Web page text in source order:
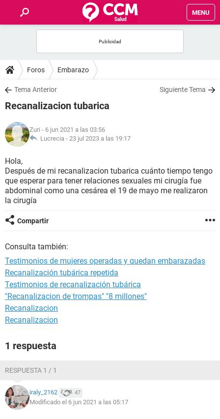
MENU
FOROS
SALUD
NUTRICIÓN
BIENESTAR
SEXUALIDAD
GLOSARIO
Foros Embarazo
Tema Anterior Siguiente Tema
Recanalizacion tubarica
Zuri - 6 jun 2021 a las 03:56
Lucrecia - 23 jul 2023 a las 19:17
Hola,
Después de mi recanalizacion tubarica cuánto tiempo tengo
que esperar para tener relaciones sexuales mi cirugía fue
abdominal como una cesárea el 19 de mayo me realizaron
la cirugía
Compartir
Consulta también:
Testimonios de mujeres operadas y quedan embarazadas
Recanalización tubárica repetida
Testimonios de recanalización tubárica
"Recanalizacion de trompas" "8 millones"
Recanalizacion
Recanalizacion
1 respuesta
RESPUESTA 1 / 1
iraly_2162 47
Modificado el 6 jun 2021 a las 05:17